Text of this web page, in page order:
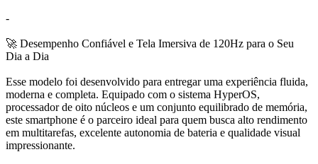
-
🚀 Desempenho Confiável e Tela Imersiva de 120Hz para o Seu
Dia a Dia
Esse modelo foi desenvolvido para entregar uma experiência fluida,
moderna e completa. Equipado com o sistema HyperOS,
processador de oito núcleos e um conjunto equilibrado de memória,
este smartphone é o parceiro ideal para quem busca alto rendimento
em multitarefas, excelente autonomia de bateria e qualidade visual
impressionante.